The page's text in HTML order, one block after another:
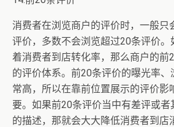
消费者在浏览商户的评价时，一般只
评价，多数不会浏览超过20条评价。
着消费者到店转化率，那么商户的前
的评价体系。前20条评价的曝光率
常高，所以在靠前位置展示的评价影
要。如果前20条评价当中有差评或者
的描述，那就会大大降低消费者到店